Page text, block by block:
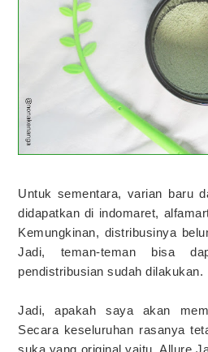
Untuk sementara, varian baru
didapatkan di indomaret,
Kemungkinan, distribusinya
Jadi, teman-teman bisa
pendistribusian sudah dilakukan.
Jadi, apakah saya akan
Secara keseluruhan rasanya
suka yang original yaitu, Allure